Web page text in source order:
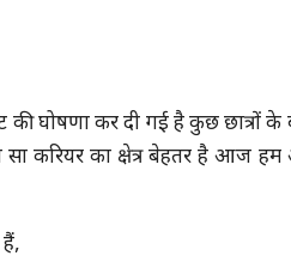
घोषणा कर दी गई है कुछ छात्रों
करियर का क्षेत्र बेहतर है आज